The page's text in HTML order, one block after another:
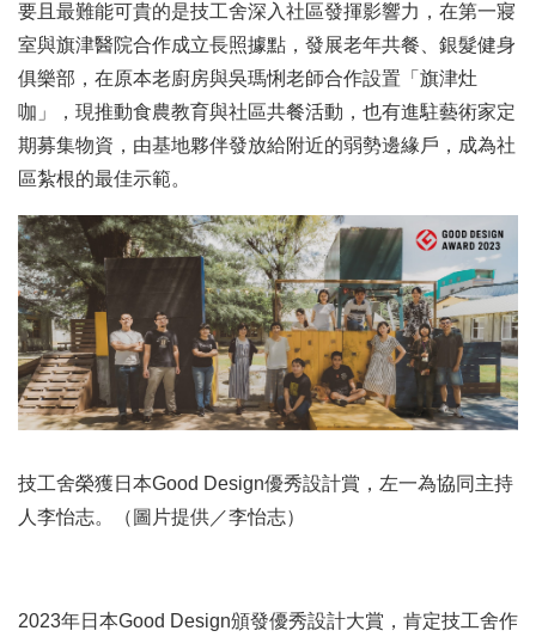
要且最難能可貴的是技工舍深入社區發揮影響力，在第一寢
室與旗津醫院合作成立長照據點，發展老年共餐、銀髮健身
俱樂部，在原本老廚房與吳瑪悧老師合作設置「旗津灶
咖」，現推動食農教育與社區共餐活動，也有進駐藝術家定
期募集物資，由基地夥伴發放給附近的弱勢邊緣戶，成為社
區紮根的最佳示範。
技工舍榮獲日本Good Design優秀設計賞，左一為協同主持
人李怡志。（圖片提供／李怡志）
2023年日本Good Design頒發優秀設計大賞，肯定技工舍作